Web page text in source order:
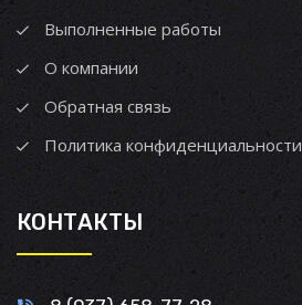
Выполненные работы
О компании
Обратная связь
Политика конфиденциальности
КОНТАКТЫ